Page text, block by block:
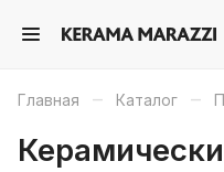
Главная – Каталог –